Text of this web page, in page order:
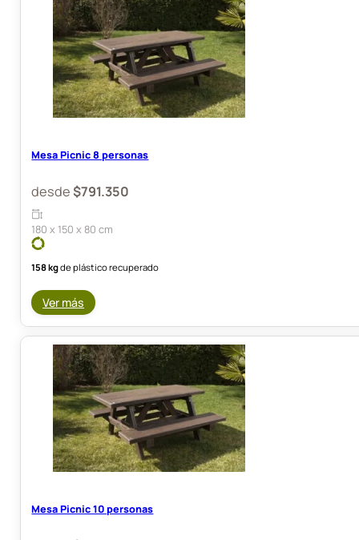
Mesa Picnic 8 personas
desde$791.350
180 x 150 x 80 cm
158 kgde plástico recuperado
Ver más
Mesa Picnic 10 personas